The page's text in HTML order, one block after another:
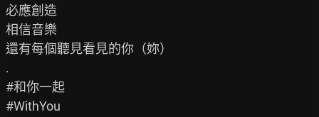
必應創造
相信音樂
還有每個聽見看見的你（妳）
.
#和你一起